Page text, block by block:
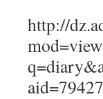
http://
aid=79427